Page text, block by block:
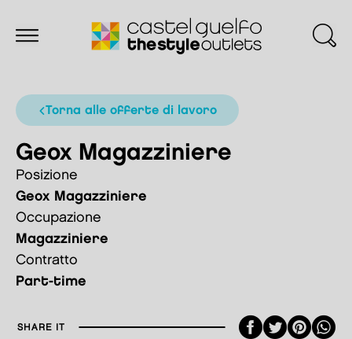
torna alle offerte di lavoro
Geox Magazziniere
Posizione
Geox Magazziniere
Occupazione
Magazziniere
Contratto
Part-time
SHARE IT